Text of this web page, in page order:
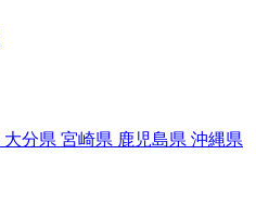
大分県 宮崎県 鹿児島県 沖縄県